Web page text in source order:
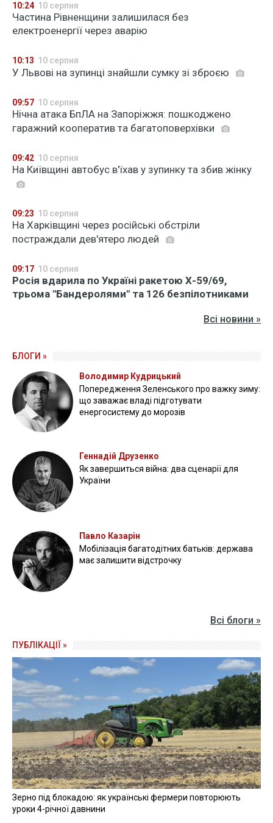
10:24 10 серпня
Частина Рівненщини залишилася без
електроенергії через аварію
10:13 10 серпня
У Львові на зупинці знайшли сумку зі зброєю
09:57 10 серпня
Нічна атака БпЛА на Запоріжжя: пошкоджено
гаражний кооператив та багатоповерхівки
09:42 10 серпня
На Київщині автобус в'їхав у зупинку та збив жінку
09:23 10 серпня
На Харківщині через російські обстріли
постраждали дев'ятеро людей
09:17 10 серпня
Росія вдарила по Україні ракетою Х-59/69,
трьома "Бандеролями" та 126 безпілотниками
Всі новини »
БЛОГИ »
Володимир Кудрицький
Попередження Зеленського про важку зиму:
що заважає владі підготувати
енергосистему до морозів
Геннадій Друзенко
Як завершиться війна: два сценарії для
України
Павло Казарін
Мобілізація багатодітних батьків: держава
має залишити відстрочку
Всі блоги »
ПУБЛІКАЦІЇ »
Зерно під блокадою: як українські фермери повторюють
уроки 4-річної давнини